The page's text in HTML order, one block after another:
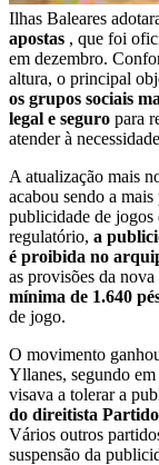
Ilhas Baleares
apostas , que foi
em dezembro.
altura, o principal
os grupos sociais
legal e seguro para
atender à
A atualização mais
acabou sendo a
publicidade de
regulatório, a
é proibida no
as provisões da
mínima de 1.640
de jogo.
O movimento
Yllanes, segundo
visava a tolerar a
do direitista
Vários outros
suspensão da